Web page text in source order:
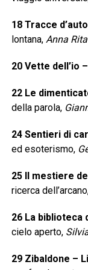
18 Tracce
lontana, Anna
20 Vette dell’io –
22 Le
della parola,
24 Sentieri di
ed esoterismo,
25 Il mestiere
ricerca
26 La biblioteca
cielo aperto,
29 Zibaldone –